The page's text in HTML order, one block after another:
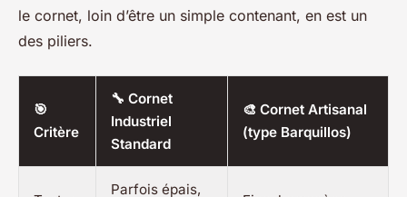
le cornet, loin d’être un simple contenant, en est un
des piliers.
🎯
Critère
🔧 Cornet
Industriel
Standard
🎨 Cornet Artisanal
(type Barquillos)
Parfois épais,